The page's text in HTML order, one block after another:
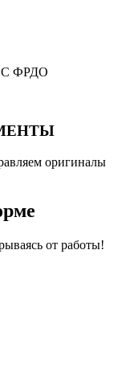
ФРДО
оригиналы
от работы!